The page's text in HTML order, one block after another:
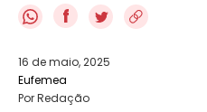
f
16 de maio, 2025
Eufemea
Por Redação